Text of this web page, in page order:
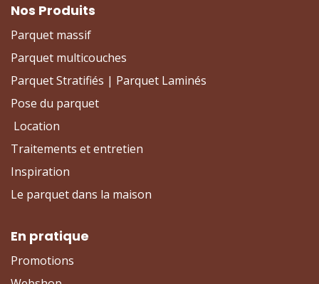
Nos Produits
Parquet massif
Parquet multicouches
Parquet Stratifiés | Parquet Laminés
Pose du parquet
Location
Traitements et entretien
Inspiration
Le parquet dans la maison
En pratique
Promotions